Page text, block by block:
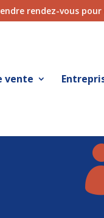
rendez-vous
vente